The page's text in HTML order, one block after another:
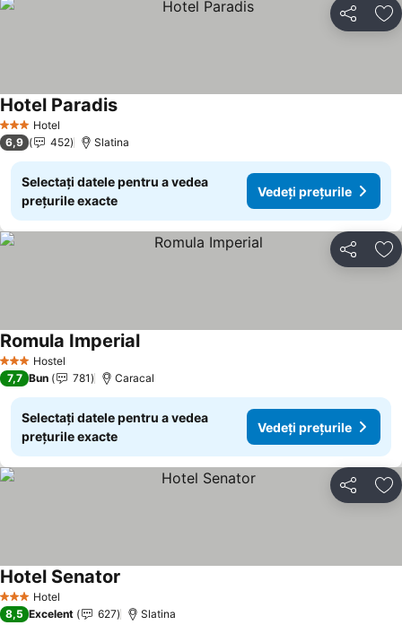
Distribuiți
3 SteleHotel
Hotel Paradis
6,9 452 Slatina
Selectați datele pentru a vedea
prețurile exacte
Vedeți prețurile
Distribuiți
3 SteleHostel
Romula Imperial
7,7 Bun 781 Caracal
Selectați datele pentru a vedea
prețurile exacte
Vedeți prețurile
Distribuiți
3 SteleHotel
Hotel Senator
8,5 Excelent 627 Slatina